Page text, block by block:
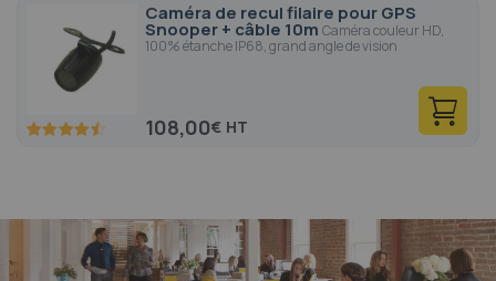
Caméra de recul filaire pour GPS
Snooper + câble 10m Caméra couleur HD,
100% étanche IP68, grand angle de vision
90 100 108,00€